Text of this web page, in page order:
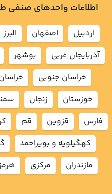
اطلاعات واحدهای صنفی
اردبيل اصفهان البرز
آذربايجان غربي
بوشهر
خراسان جنوبي
خوزستان
زنجان
فارس
قزوين قم
كهگيلويه و بويراحمد
مازندران
مركزي